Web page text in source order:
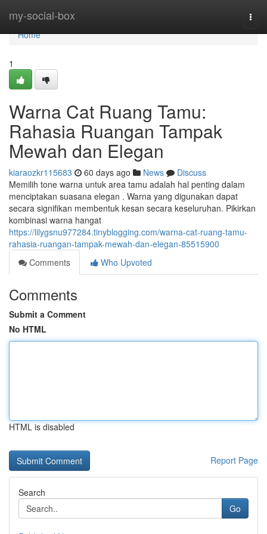
my-social-box
Home
Home
1
Warna Cat Ruang Tamu:
Rahasia Ruangan Tampak
Mewah dan Elegan
kiaraozkr115683 60 days ago News
Discuss
Memilih tone warna untuk area tamu adalah hal penting dalam
menciptakan suasana elegan . Warna yang digunakan dapat
secara signifikan membentuk kesan secara keseluruhan. Pikirkan
kombinasi warna hangat
https://lilygsnu977284.tinyblogging.com/warna-cat-ruang-tamu-
rahasia-ruangan-tampak-mewah-dan-elegan-85515900
Comments
Who Upvoted
Comments
Submit a Comment
No HTML
HTML is disabled
Report Page
Search
Go